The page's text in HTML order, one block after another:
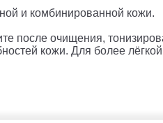
и комбинированной кожи.
после очищения,
кожи. Для более